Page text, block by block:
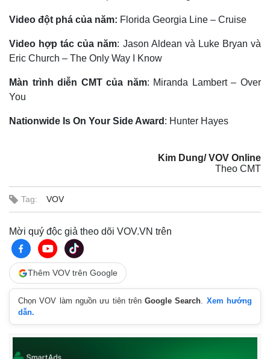
Video đột phá của năm: Florida Georgia Line – Cruise
Video hợp tác của năm: Jason Aldean và Luke Bryan và
Eric Church – The Only Way I Know
Màn trình diễn CMT của năm: Miranda Lambert – Over
You
Nationwide Is On Your Side Award : Hunter Hayes
Kim Dung/ VOV Online
Theo CMT
Tag: VOV
Mời quý độc giả theo dõi VOV.VN trên
Thêm VOV trên Google
Chọn VOV làm nguồn ưu tiên trênGoogle Search. Xem hướng
dẫn.